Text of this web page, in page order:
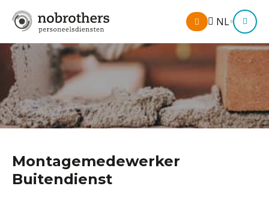
Mijn
omgeving
NL
Montagemedewerker
Buitendienst